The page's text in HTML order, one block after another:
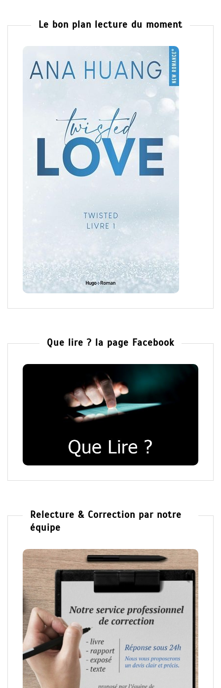
Le bon plan lecture du moment
Que lire ? la page Facebook
Relecture & Correction par notre
équipe